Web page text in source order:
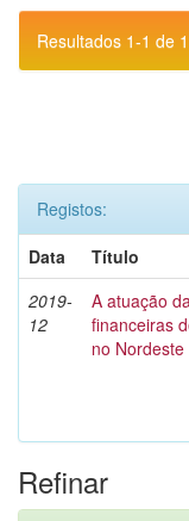
Resultados 1-1 de
Registos:
Data
Título
2019-
12
A atuação
financeiras
no Nordeste
Refinar